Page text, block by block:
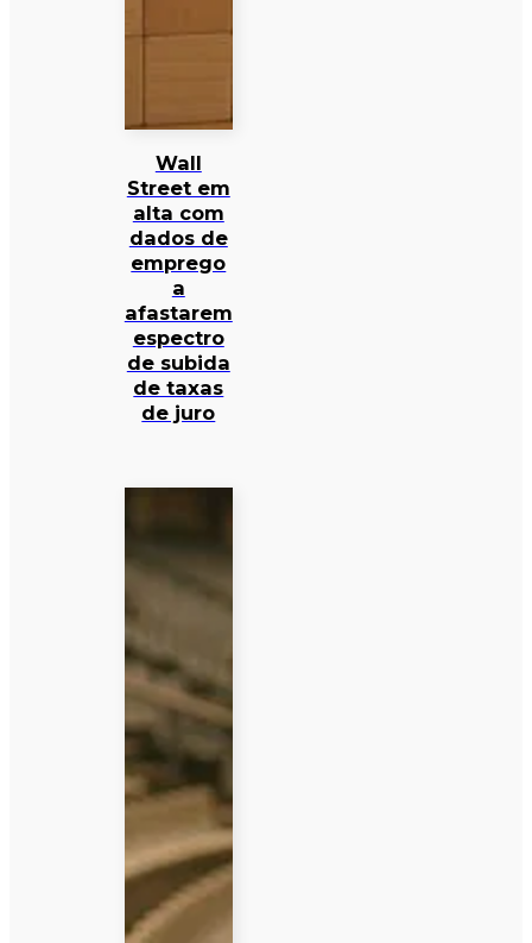
Wall
Street em
alta com
dados de
emprego
a
afastarem
espectro
de subida
de taxas
de juro